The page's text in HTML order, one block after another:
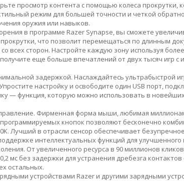
просмотр контента с помощью колеса прокрутки,
режим для большей точности и четкой
оружия или навыков.
в программе Razer Synapse, вы сможете
что позволит перемещаться по длинным
всех сторон. Настройте каждую зону используя
еще больше впечатлений от двух тысяч игр с
задержкой. Наслаждайтесь ультрабыстрой
настройку и освободите один USB порт,
— функция, которую можно использовать в
Фирменная форма мыши, любимая
кнопок позволяют бесконечно
Лучший в отрасли сенсор обеспечивает
интеллектуальных функций для
От увеличенного ресурса в 90 миллионов
мс без задержки для устранения дребезга
остальных.
устройствами Razer и другими зарядными